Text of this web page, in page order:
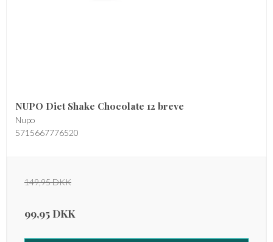
NUPO Diet Shake Chocolate 12 breve
Nupo
5715667776520
149,95 DKK
99,95 DKK